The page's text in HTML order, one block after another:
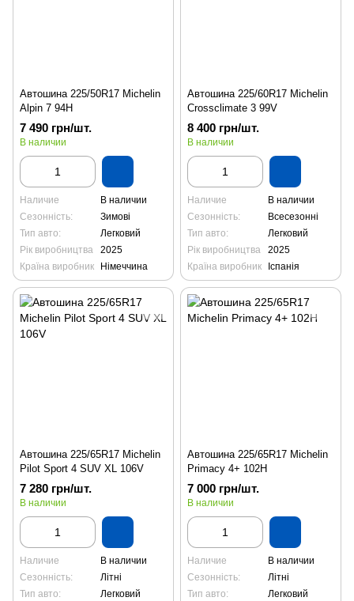
Автошина 225/50R17 Michelin
Alpin 7 94H
7 490 грн/шт.
В наличии
Наличие
В наличии
Сезонність:
Зимові
Тип авто:
Легковий
Рік виробництва
2025
Країна виробник
Німеччина
Автошина 225/60R17 Michelin
Crossclimate 3 99V
8 400 грн/шт.
В наличии
Наличие
В наличии
Сезонність:
Всесезонні
Тип авто:
Легковий
Рік виробництва
2025
Країна виробник
Іспанія
Автошина 225/65R17 Michelin
Pilot Sport 4 SUV XL 106V
7 280 грн/шт.
В наличии
Наличие
В наличии
Сезонність:
Літні
Тип авто:
Легковий
Автошина 225/65R17 Michelin
Primacy 4+ 102H
7 000 грн/шт.
В наличии
Наличие
В наличии
Сезонність:
Літні
Тип авто:
Легковий